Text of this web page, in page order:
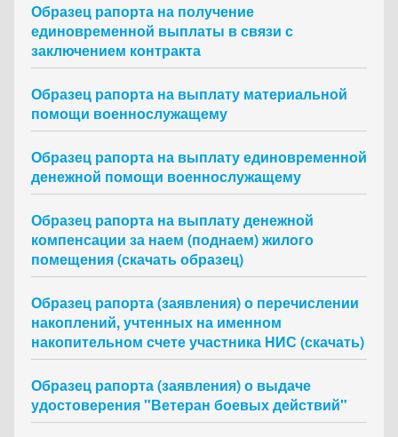
Образец рапорта на получение
единовременной выплаты в связи с
заключением контракта
Образец рапорта на выплату материальной
помощи военнослужащему
Образец рапорта на выплату единовременной
денежной помощи военнослужащему
Образец рапорта на выплату денежной
компенсации за наем (поднаем) жилого
помещения (скачать образец)
Образец рапорта (заявления) о перечислении
накоплений, учтенных на именном
накопительном счете участника НИС (скачать)
Образец рапорта (заявления) о выдаче
удостоверения "Ветеран боевых действий"